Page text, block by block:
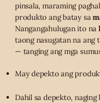
pinsala, maraming
produkto ang batay sa
Nangangahulugan ito na
taong nasugatan na ang
— tanging ang mga
May depekto ang
Dahil sa depekto,